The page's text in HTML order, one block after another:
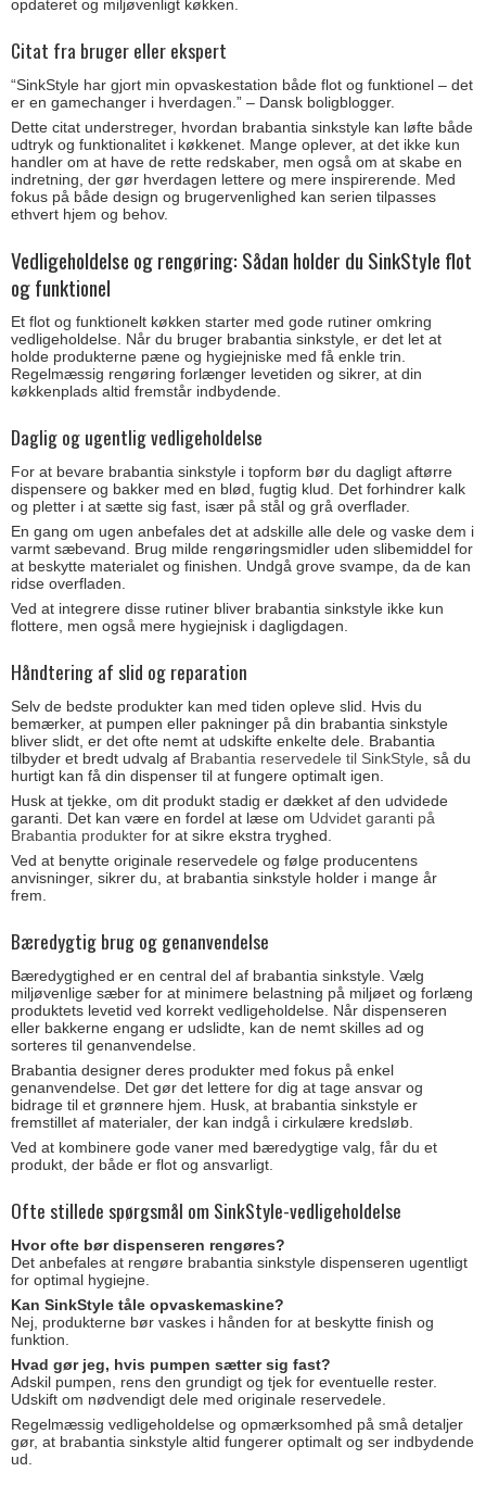
opdateret og miljøvenligt køkken.
Citat fra bruger eller ekspert
“SinkStyle har gjort min opvaskestation både flot og funktionel – det
er en gamechanger i hverdagen.” – Dansk boligblogger.
Dette citat understreger, hvordan brabantia sinkstyle kan løfte både
udtryk og funktionalitet i køkkenet. Mange oplever, at det ikke kun
handler om at have de rette redskaber, men også om at skabe en
indretning, der gør hverdagen lettere og mere inspirerende. Med
fokus på både design og brugervenlighed kan serien tilpasses
ethvert hjem og behov.
Vedligeholdelse og rengøring: Sådan holder du SinkStyle flot
og funktionel
Et flot og funktionelt køkken starter med gode rutiner omkring
vedligeholdelse. Når du bruger brabantia sinkstyle, er det let at
holde produkterne pæne og hygiejniske med få enkle trin.
Regelmæssig rengøring forlænger levetiden og sikrer, at din
køkkenplads altid fremstår indbydende.
Daglig og ugentlig vedligeholdelse
For at bevare brabantia sinkstyle i topform bør du dagligt aftørre
dispensere og bakker med en blød, fugtig klud. Det forhindrer kalk
og pletter i at sætte sig fast, især på stål og grå overflader.
En gang om ugen anbefales det at adskille alle dele og vaske dem i
varmt sæbevand. Brug milde rengøringsmidler uden slibemiddel for
at beskytte materialet og finishen. Undgå grove svampe, da de kan
ridse overfladen.
Ved at integrere disse rutiner bliver brabantia sinkstyle ikke kun
flottere, men også mere hygiejnisk i dagligdagen.
Håndtering af slid og reparation
Selv de bedste produkter kan med tiden opleve slid. Hvis du
bemærker, at pumpen eller pakninger på din brabantia sinkstyle
bliver slidt, er det ofte nemt at udskifte enkelte dele. Brabantia
tilbyder et bredt udvalg af Brabantia reservedele til SinkStyle , så du
hurtigt kan få din dispenser til at fungere optimalt igen.
Husk at tjekke, om dit produkt stadig er dækket af den udvidede
garanti. Det kan være en fordel at læse om Udvidet garanti på
Brabantia produkter for at sikre ekstra tryghed.
Ved at benytte originale reservedele og følge producentens
anvisninger, sikrer du, at brabantia sinkstyle holder i mange år
frem.
Bæredygtig brug og genanvendelse
Bæredygtighed er en central del af brabantia sinkstyle. Vælg
miljøvenlige sæber for at minimere belastning på miljøet og forlæng
produktets levetid ved korrekt vedligeholdelse. Når dispenseren
eller bakkerne engang er udslidte, kan de nemt skilles ad og
sorteres til genanvendelse.
Brabantia designer deres produkter med fokus på enkel
genanvendelse. Det gør det lettere for dig at tage ansvar og
bidrage til et grønnere hjem. Husk, at brabantia sinkstyle er
fremstillet af materialer, der kan indgå i cirkulære kredsløb.
Ved at kombinere gode vaner med bæredygtige valg, får du et
produkt, der både er flot og ansvarligt.
Ofte stillede spørgsmål om SinkStyle-vedligeholdelse
Hvor ofte bør dispenseren rengøres?
Det anbefales at rengøre brabantia sinkstyle dispenseren ugentligt
for optimal hygiejne.
Kan SinkStyle tåle opvaskemaskine?
Nej, produkterne bør vaskes i hånden for at beskytte finish og
funktion.
Hvad gør jeg, hvis pumpen sætter sig fast?
Adskil pumpen, rens den grundigt og tjek for eventuelle rester.
Udskift om nødvendigt dele med originale reservedele.
Regelmæssig vedligeholdelse og opmærksomhed på små detaljer
gør, at brabantia sinkstyle altid fungerer optimalt og ser indbydende
ud.